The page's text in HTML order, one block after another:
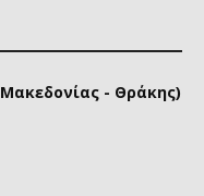
- Θράκης)